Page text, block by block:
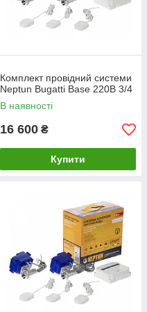
Комплект провідний системи
Neptun Bugatti Base 220B 3/4
В наявності
16 600 ₴
Купити